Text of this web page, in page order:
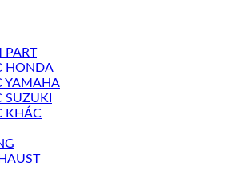
PART
HONDA
YAMAHA
SUZUKI
KHÁC